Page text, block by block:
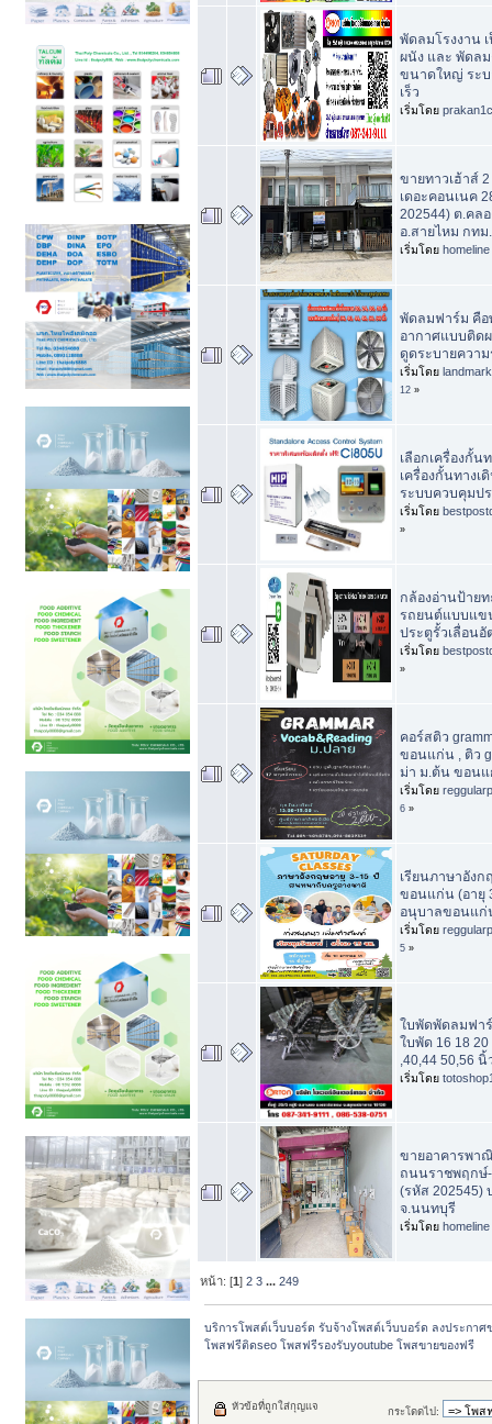
พัดลมโรงงาน
ผนัง และ พัดล
ขนาดใหญ่ ระบ
เร็ว
เริ่มโดย prakan1c
ขายทาวเฮ้าส์
เดอะคอนเนค
202544) ต.คล
อ.สายไหม กทม.
เริ่มโดย homeline
พัดลมฟาร์ม คือ
อากาศแบบติด
ดูดระบายควา
เริ่มโดย
12 »
เลือกเครื่องกั้น
เครื่องกั้นทางเ
ระบบควบคุมป
เริ่มโดย
»
กล้องอ่านป้าย
รถยนต์แบบแข
ประตูรั้วเลื่อน
เริ่มโดย
»
คอร์สติว
ขอนแก่น , ติว
ม่า ม.ต้น ขอน
เริ่มโดย
6 »
เรียนภาษาอังก
ขอนแก่น (อายุ
อนุบาลขอนแก่
เริ่มโดย
5 »
ใบพัดพัดลมฟา
ใบพัด 16 18 20
,40,44 50,56 นิ้
เริ่มโดย
ขายอาคารพา
ถนนราชพฤกษ์
(รหัส 202545)
จ.นนทบุรี
เริ่มโดย homeline
หน้า: [1]2 3 ...249
บริการโพสต์เว็บบอร์ด รับจ้างโพสต์เว็บบอร์ด ลงประกาศ
โพสฟรีติดseo โพสฟรีรองรับyoutube โพสขายของฟรี
กระโดดไป:
หัวข้อที่ถูกใส่กุญแจ